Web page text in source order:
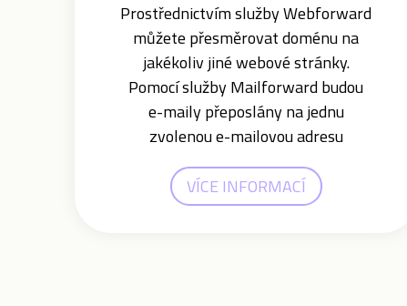
Prostřednictvím služby Webforward
můžete přesměrovat doménu na
jakékoliv jiné webové stránky.
Pomocí služby Mailforward budou
e-maily přeposlány na jednu
zvolenou e-mailovou adresu
VÍCE INFORMACÍ